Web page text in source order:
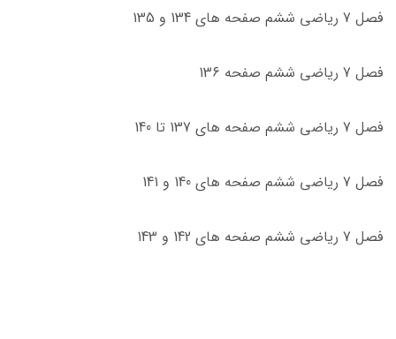
فصل 7 ریاضی ششم صفحه های 134 و 135
فصل 7 ریاضی ششم صفحه 136
فصل 7 ریاضی ششم صفحه های 137 تا 140
فصل 7 ریاضی ششم صفحه های 140 و 141
فصل 7 ریاضی ششم صفحه های 142 و 143